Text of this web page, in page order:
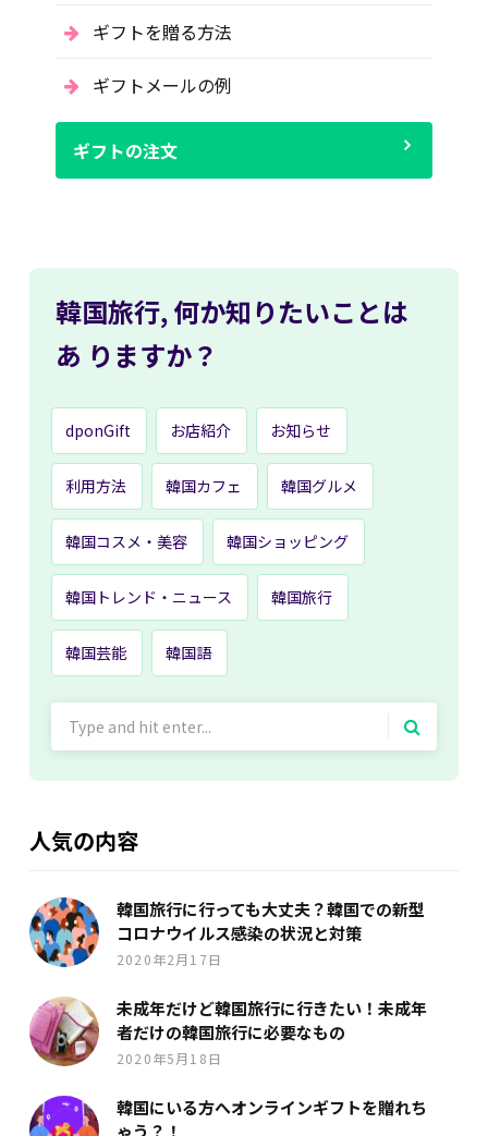
ギフトを贈る方法
ギフトメールの例
ギフトの注文
韓国旅行, 何か知りたいことは
あ りますか？
dponGift お店紹介 お知らせ
利用方法 韓国カフェ 韓国グルメ
韓国コスメ・美容 韓国ショッピング
韓国トレンド・ニュース 韓国旅行
韓国芸能 韓国語
人気の内容
韓国旅行に行っても大丈夫？韓国での新型
コロナウイルス感染の状況と対策
2020年2月17日
未成年だけど韓国旅行に行きたい！未成年
者だけの韓国旅行に必要なもの
2020年5月18日
韓国にいる方へオンラインギフトを贈れち
ゃう？！